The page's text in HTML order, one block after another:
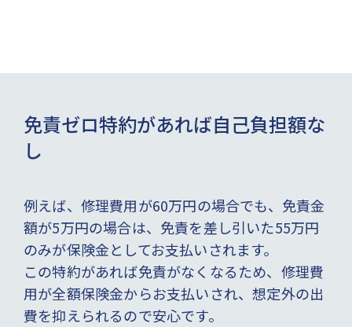
免責ゼロ特約があれば自己負担額な
し
例えば、修理費用が60万円の場合でも、免責金
額が5万円の場合は、免責を差し引いた55万円
のみが保険金としてお支払いされます。
この特約があれば免責がなくなるため、修理費
用が全額保険金からお支払いされ、想定外の出
費を抑えられるので安心です。